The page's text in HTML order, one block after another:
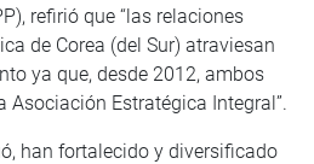
refirió que “las relaciones
de Corea (del Sur) atraviesan
ya que, desde 2012, ambos
Asociación Estratégica Integral”.
han fortalecido y diversificado